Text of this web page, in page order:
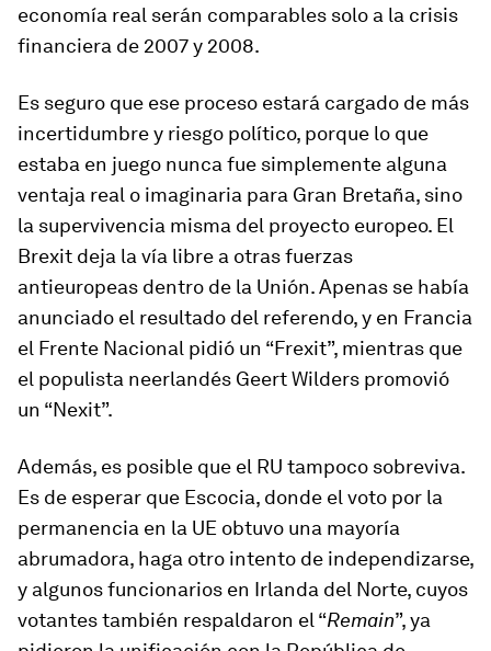
economía real serán comparables solo a la crisis
financiera de 2007 y 2008.
Es seguro que ese proceso estará cargado de más
incertidumbre y riesgo político, porque lo que
estaba en juego nunca fue simplemente alguna
ventaja real o imaginaria para Gran Bretaña, sino
la supervivencia misma del proyecto europeo. El
Brexit deja la vía libre a otras fuerzas
antieuropeas dentro de la Unión. Apenas se había
anunciado el resultado del referendo, y en Francia
el Frente Nacional pidió un “Frexit”, mientras que
el populista neerlandés Geert Wilders promovió
un “Nexit”.
Además, es posible que el RU tampoco sobreviva.
Es de esperar que Escocia, donde el voto por la
permanencia en la UE obtuvo una mayoría
abrumadora, haga otro intento de independizarse,
y algunos funcionarios en Irlanda del Norte, cuyos
votantes también respaldaron el “Remain”, ya